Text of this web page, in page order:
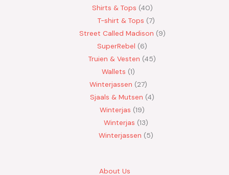
Shirts & Tops 40
T-shirt & Tops 7
Street Called Madison 9
SuperRebel
6
Truien & Vesten 45
Wallets 1
Winterjassen
27
Sjaals & Mutsen 4
Winterjas 19
Winterjas 13
Winterjassen
5
About Us